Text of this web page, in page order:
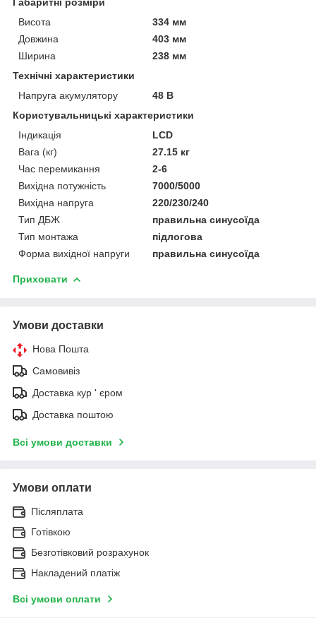
Висота
334 мм
Довжина
403 мм
Ширина
238 мм
Технічні характеристики
Напруга акумулятору
48 В
Користувальницькі характеристики
Індикація
LCD
Вага (кг)
27.15 кг
Час перемикання
2-6
Вихідна потужність
7000/5000
Вихідна напруга
220/230/240
Тип ДБЖ
правильна синусоїда
Тип монтажа
підлогова
Форма вихідної напруги
правильна синусоїда
Приховати
Умови доставки
Нова Пошта
Самовивіз
Доставка кур ' єром
Доставка поштою
Всі умови доставки
Умови оплати
Післяплата
Готівкою
Безготівковий розрахунок
Накладений платіж
Всі умови оплати